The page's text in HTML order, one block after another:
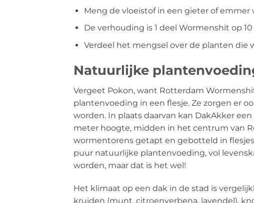
Meng de vloeistof in een gieter of emmer
De verhouding is 1 deel Wormenshit op
Verdeel het mengsel over de planten die
Natuurlijke
Vergeet Pokon, want Rotterdam
plantenvoeding in een flesje. Ze zorgen er
worden. In plaats daarvan kan DakAkker
meter hoogte, midden in het centrum van
wormentorens getapt en gebotteld in
puur natuurlijke plantenvoeding, vol
worden, maar dat is het wel!
Het klimaat op een dak in de stad is
kruiden (munt, citroenverbena, lavendel),